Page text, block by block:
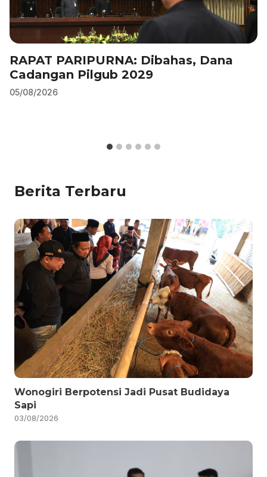
RAPAT PARIPURNA: Dibahas, Dana
Cadangan Pilgub 2029
05/08/2026
Berita Terbaru
Wonogiri Berpotensi Jadi Pusat Budidaya
Sapi
03/08/2026